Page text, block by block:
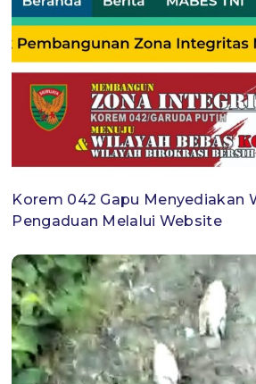
Korem 042 Gapu Menyediakan
Pengaduan Melalui Website